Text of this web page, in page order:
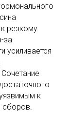
к резкому
за
усиливается
к
сборов.